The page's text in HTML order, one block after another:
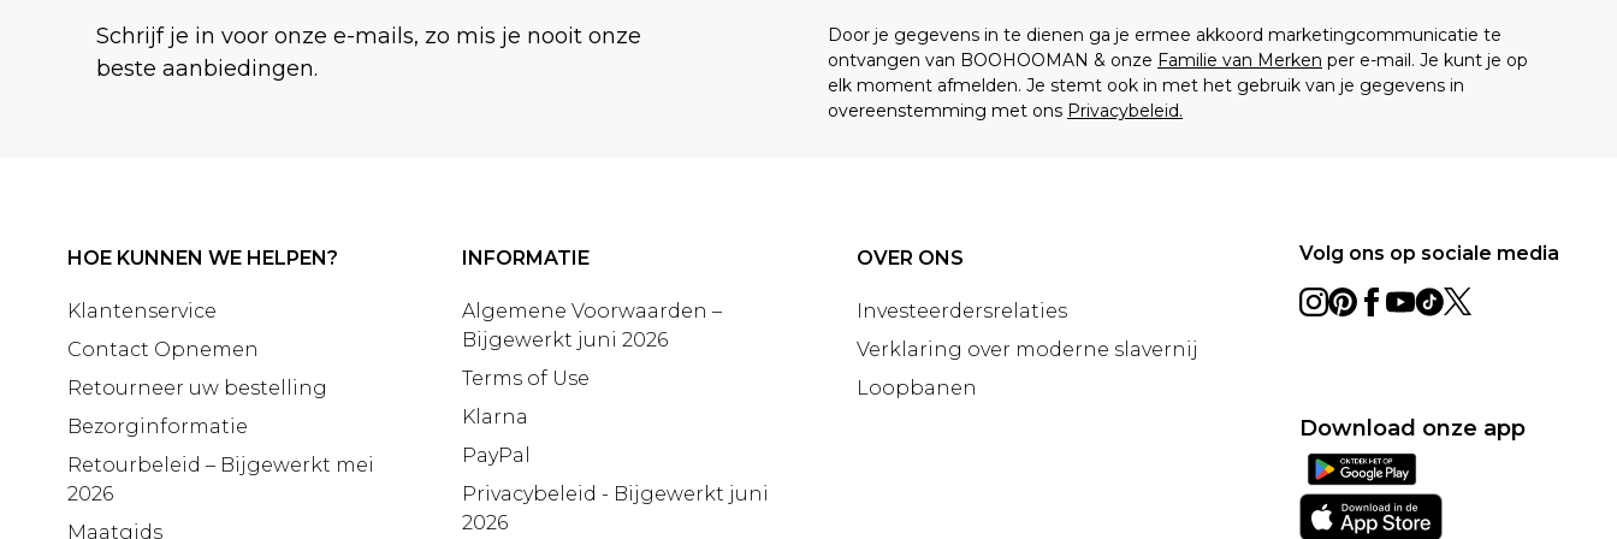
Schrijf je in voor onze e-mails, zo mis je nooit onze
beste aanbiedingen.
Door je gegevens in te dienen ga je ermee akkoord marketingcommunicatie te
ontvangen van BOOHOOMAN & onze Familie van Merken per e-mail. Je kunt je op
elk moment afmelden. Je stemt ook in met het gebruik van je gegevens in
overeenstemming met ons Privacybeleid.
HOE KUNNEN WE HELPEN?
Klantenservice
Contact Opnemen
Retourneer uw bestelling
Bezorginformatie
Retourbeleid – Bijgewerkt mei
2026
Maatgids
INFORMATIE
Algemene Voorwaarden –
Bijgewerkt juni 2026
Terms of Use
Klarna
PayPal
Privacybeleid - Bijgewerkt juni
2026
OVER ONS
Investeerdersrelaties
Verklaring over moderne slavernij
Loopbanen
Volg ons op sociale media
Download onze app